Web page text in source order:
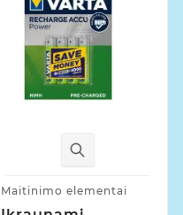
Maitinimo elementai